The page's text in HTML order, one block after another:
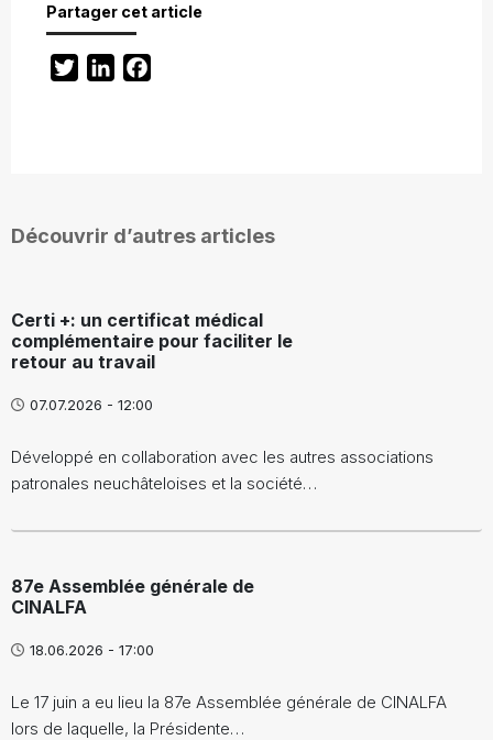
Partager cet article
TwitterLinkedIn
Découvrir d’autres articles
Certi +: un certificat médical
complémentaire pour faciliter le
retour au travail
07.07.2026 - 12:00
Développé en collaboration avec les autres associations
patronales neuchâteloises et la société…
87e Assemblée générale de
CINALFA
18.06.2026 - 17:00
Le 17 juin a eu lieu la 87e Assemblée générale de CINALFA
lors de laquelle, la Présidente…